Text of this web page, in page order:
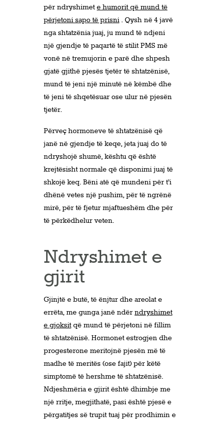
për ndryshimete humorit që mund të
përjetoni sapo të prisni . Qysh në 4 javë
nga shtatzënia juaj, ju mund të ndjeni
një gjendje të paqartë të stilit PMS më
vonë në tremujorin e parë dhe shpesh
gjatë gjithë pjesës tjetër të shtatzënisë,
mund të jeni një minutë në këmbë dhe
të jeni të shqetësuar ose ulur në pjesën
tjetër.
Përveç hormoneve të shtatzënisë që
janë në gjendje të keqe, jeta juaj do të
ndryshojë shumë, kështu që është
krejtësisht normale që disponimi juaj të
shkojë keq. Bëni atë që mundeni për t’i
dhënë vetes një pushim, për të ngrënë
mirë, për të fjetur mjaftueshëm dhe për
të përkëdhelur veten.
Ndryshimet e
gjirit
Gjinjtë e butë, të ënjtur dhe areolat e
errëta, me gunga janë ndër ndryshimet
e gjoksitqë mund të përjetoni në fillim
të shtatzënisë. Hormonet estrogjen dhe
progesterone meritojnë pjesën më të
madhe të meritës (ose fajit) për këtë
simptomë të hershme të shtatzënisë.
Ndjeshmëria e gjirit është dhimbje me
një rritje, megjithatë, pasi është pjesë e
përgatitjes së trupit tuaj për prodhimin e